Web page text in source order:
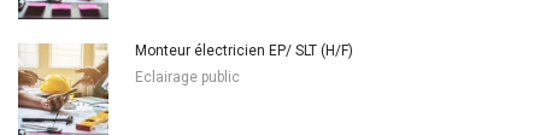
Monteur électricien EP/ SLT (H/F)
Eclairage public